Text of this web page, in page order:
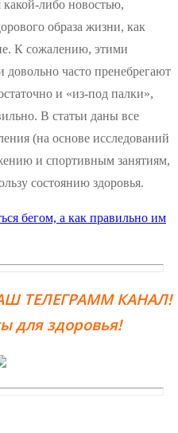
какой-либо новостью,
образа жизни, как
К сожалению, этими
часто пренебрегают
и «из-под палки»,
В статьи даны все
(на основе исследований
и спортивным занятиям,
состоянию здоровья.
бегом, а как правильно им
ТЕЛЕГРАММ КАНАЛ!
для здоровья!